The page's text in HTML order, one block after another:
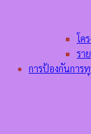
โค
รา
การป้องกันการ